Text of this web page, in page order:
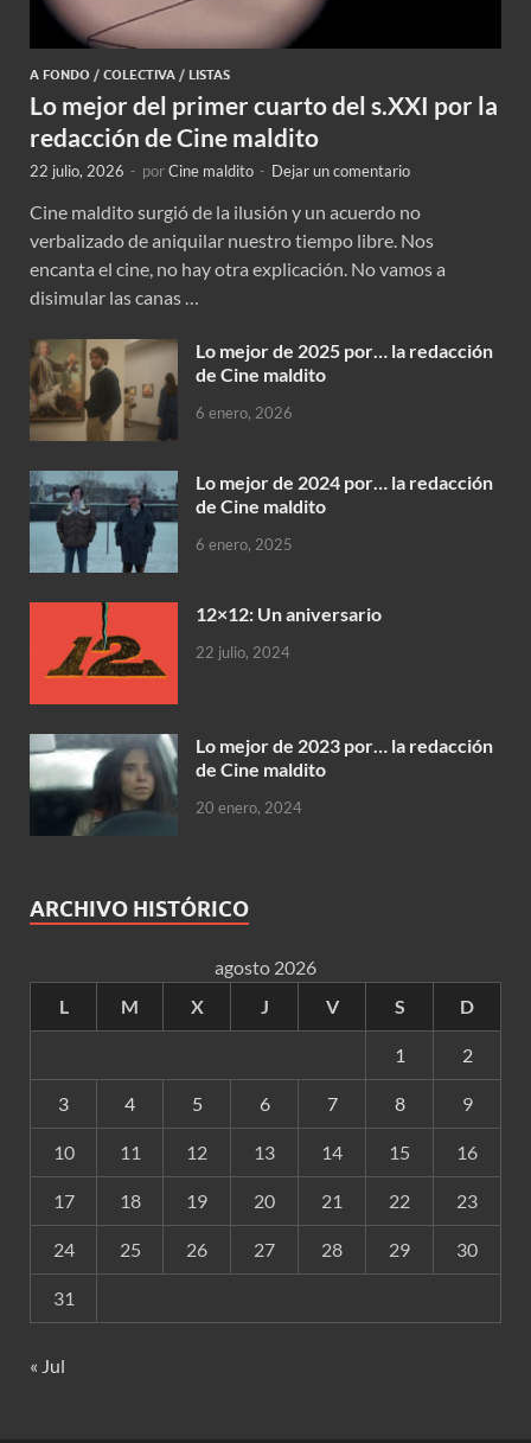
A FONDO / COLECTIVA / LISTAS
Lo mejor del primer cuarto del s.XXI por la
redacción de Cine maldito
22 julio, 2026 - porCine maldito - Dejar un comentario
Cine maldito surgió de la ilusión y un acuerdo no
verbalizado de aniquilar nuestro tiempo libre. Nos
encanta el cine, no hay otra explicación. No vamos a
disimular las canas …
Lo mejor de 2025 por… la redacción
de Cine maldito
6 enero, 2026
Lo mejor de 2024 por… la redacción
de Cine maldito
6 enero, 2025
12×12: Un aniversario
22 julio, 2024
Lo mejor de 2023 por… la redacción
de Cine maldito
20 enero, 2024
ARCHIVO HISTÓRICO
agosto 2026
L
M X J V S D
1 2
3 4 5 6 7 8 9
10 11 12 13 14 15 16
17 18 19 20 21 22 23
24 25 26 27 28 29 30
31
« Jul